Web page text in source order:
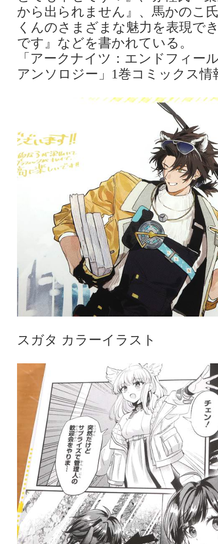
から出られません』、馬かのこ
くんのさまざまな魅力を表現で
です』などを書かれている。
「アークナイツ：エンドフィ
アンソロジー」1巻コミックス情
スガタ カラーイラスト